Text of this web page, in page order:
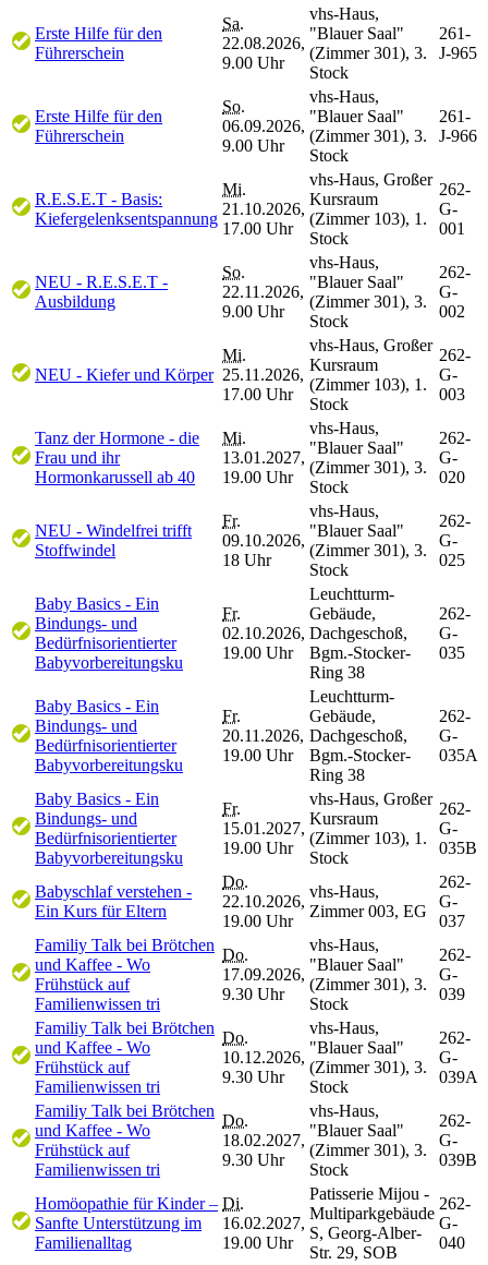
Erste Hilfe für den
Führerschein
Sa.
22.08.2026,
9.00 Uhr
vhs-Haus,
"Blauer Saal"
(Zimmer 301), 3.
Stock
261-
J-965
Erste Hilfe für den
Führerschein
So.
06.09.2026,
9.00 Uhr
vhs-Haus,
"Blauer Saal"
(Zimmer 301), 3.
Stock
261-
J-966
R.E.S.E.T - Basis:
Kiefergelenksentspannung
Mi.
21.10.2026,
17.00 Uhr
vhs-Haus, Großer
Kursraum
(Zimmer 103), 1.
Stock
262-
G-
001
NEU - R.E.S.E.T -
Ausbildung
So.
22.11.2026,
9.00 Uhr
vhs-Haus,
"Blauer Saal"
(Zimmer 301), 3.
Stock
262-
G-
002
NEU - Kiefer und Körper
Mi.
25.11.2026,
17.00 Uhr
vhs-Haus, Großer
Kursraum
(Zimmer 103), 1.
Stock
262-
G-
003
Tanz der Hormone - die
Frau und ihr
Hormonkarussell ab 40
Mi.
13.01.2027,
19.00 Uhr
vhs-Haus,
"Blauer Saal"
(Zimmer 301), 3.
Stock
262-
G-
020
NEU - Windelfrei trifft
Stoffwindel
Fr.
09.10.2026,
18 Uhr
vhs-Haus,
"Blauer Saal"
(Zimmer 301), 3.
Stock
262-
G-
025
Baby Basics - Ein
Bindungs- und
Bedürfnisorientierter
Babyvorbereitungsku
Fr.
02.10.2026,
19.00 Uhr
Leuchtturm-
Gebäude,
Dachgeschoß,
Bgm.-Stocker-
Ring 38
262-
G-
035
Baby Basics - Ein
Bindungs- und
Bedürfnisorientierter
Babyvorbereitungsku
Fr.
20.11.2026,
19.00 Uhr
Leuchtturm-
Gebäude,
Dachgeschoß,
Bgm.-Stocker-
Ring 38
262-
G-
035A
Baby Basics - Ein
Bindungs- und
Bedürfnisorientierter
Babyvorbereitungsku
Fr.
15.01.2027,
19.00 Uhr
vhs-Haus, Großer
Kursraum
(Zimmer 103), 1.
Stock
262-
G-
035B
Babyschlaf verstehen -
Ein Kurs für Eltern
Do.
22.10.2026,
19.00 Uhr
vhs-Haus,
Zimmer 003, EG
262-
G-
037
Familiy Talk bei Brötchen
und Kaffee - Wo
Frühstück auf
Familienwissen tri
Do.
17.09.2026,
9.30 Uhr
vhs-Haus,
"Blauer Saal"
(Zimmer 301), 3.
Stock
262-
G-
039
Familiy Talk bei Brötchen
und Kaffee - Wo
Frühstück auf
Familienwissen tri
Do.
10.12.2026,
9.30 Uhr
vhs-Haus,
"Blauer Saal"
(Zimmer 301), 3.
Stock
262-
G-
039A
Familiy Talk bei Brötchen
und Kaffee - Wo
Frühstück auf
Familienwissen tri
Do.
18.02.2027,
9.30 Uhr
vhs-Haus,
"Blauer Saal"
(Zimmer 301), 3.
Stock
262-
G-
039B
Homöopathie für Kinder –
Sanfte Unterstützung im
Familienalltag
Di.
16.02.2027,
19.00 Uhr
Patisserie Mijou -
Multiparkgebäude
S, Georg-Alber-
Str. 29, SOB
262-
G-
040